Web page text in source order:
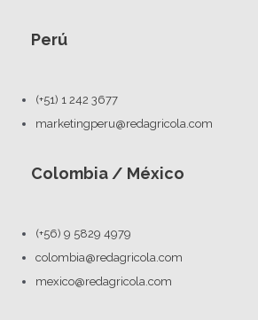
Perú
(+51) 1 242 3677
marketingperu@redagricola.com
Colombia / México
(+56) 9 5829 4979
colombia@redagricola.com
mexico@redagricola.com